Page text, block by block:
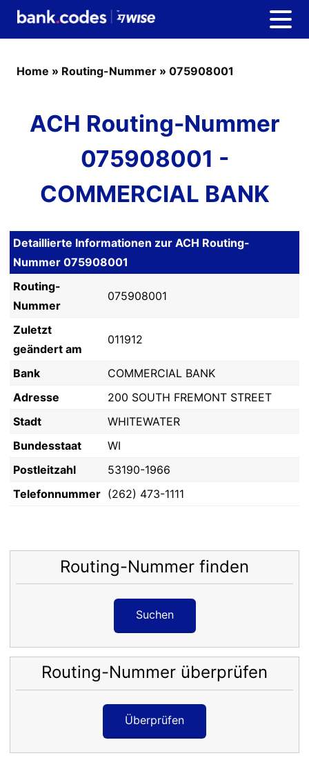
Home » Routing-Nummer » 075908001
ACH Routing-Nummer
075908001 -
COMMERCIAL BANK
Detaillierte Informationen zur ACH Routing-
Nummer 075908001
Routing-
Nummer
075908001
Zuletzt
geändert am
011912
Bank
COMMERCIAL BANK
Adresse
200 SOUTH FREMONT STREET
Stadt
WHITEWATER
Bundesstaat
WI
Postleitzahl
53190-1966
Telefonnummer (262) 473-1111
Routing-Nummer finden
Suchen
Routing-Nummer überprüfen
Überprüfen